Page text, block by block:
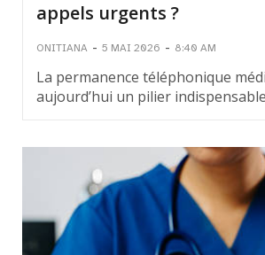
appels urgents ?
ONITIANA - 5 MAI 2026 - 8:40 AM
La permanence téléphonique
aujourd’hui un pilier